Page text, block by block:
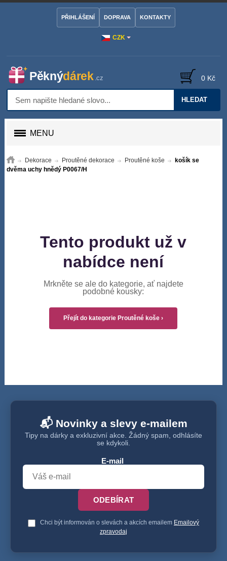
CZK
PŘIHLÁŠENÍ DOPRAVA KONTAKTY
HLEDAT
0 Kč
MENU
Dekorace Proutěné dekorace Proutěné koše
košík se
dvěma uchy hnědý P0067/H
Tento produkt už v
nabídce není
Mrkněte se ale do kategorie, ať najdete
podobné kousky:
Přejít do kategorie Proutěné koše ›
📬 Novinky a slevy e-mailem
Tipy na dárky a exkluzivní akce. Žádný spam, odhlásíte
se kdykoli.
E-mail
ODEBÍRAT
Chci být informován o slevách a akcích emailem Emailový
zpravodaj